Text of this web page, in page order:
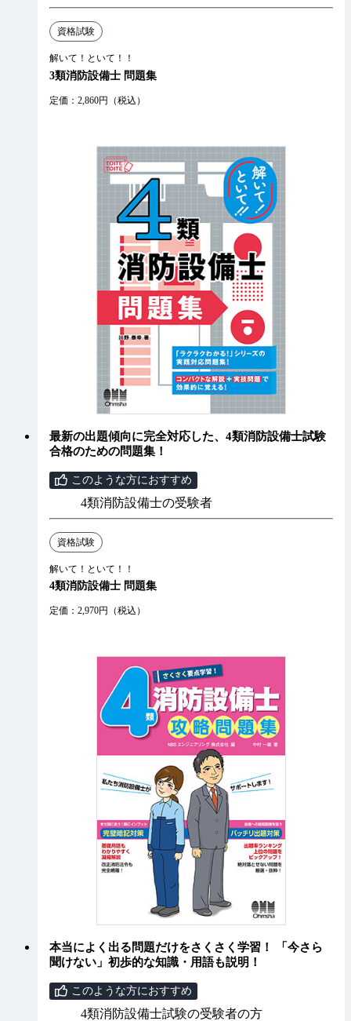
資格試験
解いて！といて！！
3類消防設備士 問題集
定価：2,860円（税込）
最新の出題傾向に完全対応した、4類消防設備士試験
合格のための問題集！
このような方におすすめ
4類消防設備士の受験者
資格試験
解いて！といて！！
4類消防設備士 問題集
定価：2,970円（税込）
本当によく出る問題だけをさくさく学習！ 「今さら
聞けない」初歩的な知識・用語も説明！
このような方におすすめ
4類消防設備士試験の受験者の方